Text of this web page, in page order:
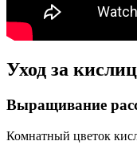
Уход за
Выращивание
Комнатный цветок